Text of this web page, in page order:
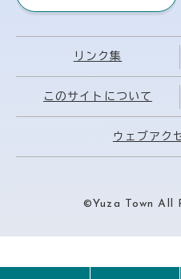
リンク集
このサイトについて
ウェブアク
©Yuza Town All